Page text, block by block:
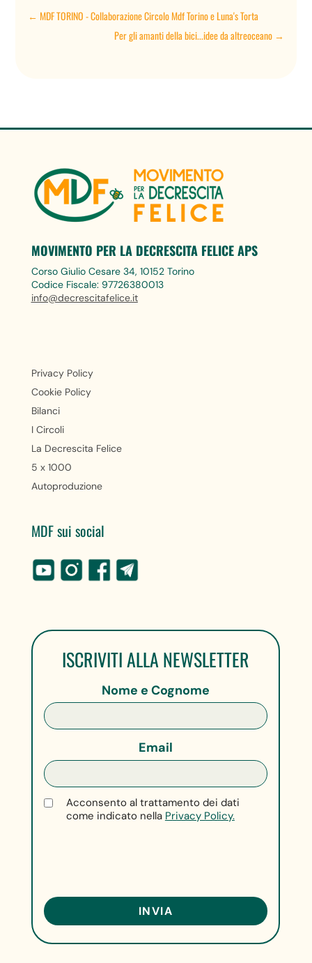
←MDF TORINO - Collaborazione Circolo Mdf Torino e Luna's Torta
Per gli amanti della bici...idee da altreoceano→
MOVIMENTO PER LA DECRESCITA FELICE APS
Corso Giulio Cesare 34, 10152 Torino
Codice Fiscale: 97726380013
info@decrescitafelice.it
Privacy Policy
Cookie Policy
Bilanci
I Circoli
La Decrescita Felice
5 x 1000
Autoproduzione
MDF sui social
ISCRIVITI ALLA NEWSLETTER
Nome e Cognome
Email
Acconsento al trattamento dei dati
come indicato nella Privacy Policy.